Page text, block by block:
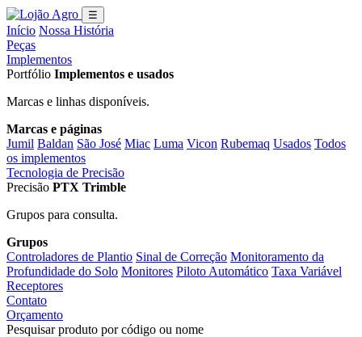
☰
Início Nossa História
Peças
Implementos
Portfólio Implementos e usados
Marcas e linhas disponíveis.
Marcas e páginas
Jumil Baldan São José Miac Luma Vicon Rubemaq Usados Todos
os implementos
Tecnologia de Precisão
Precisão PTX Trimble
Grupos para consulta.
Grupos
Controladores de Plantio Sinal de Correção Monitoramento da
Profundidade do Solo Monitores Piloto Automático Taxa Variável
Receptores
Contato
Orçamento
Pesquisar produto por código ou nome